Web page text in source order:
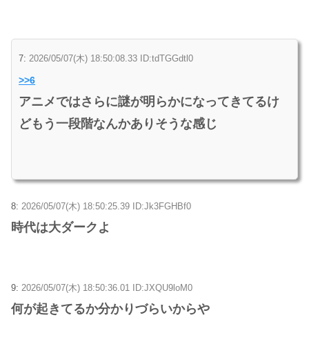
7: 2026/05/07(木) 18:50:08.33 ID:tdTGGdtl0
>>6
アニメではさらに謎が明らかになってきてるけ
どもう一段階なんかありそうな感じ
8: 2026/05/07(木) 18:50:25.39 ID:Jk3FGHBf0
時代は大ダークよ
9: 2026/05/07(木) 18:50:36.01 ID:JXQU9loM0
何が起きてるか分かりづらいからや